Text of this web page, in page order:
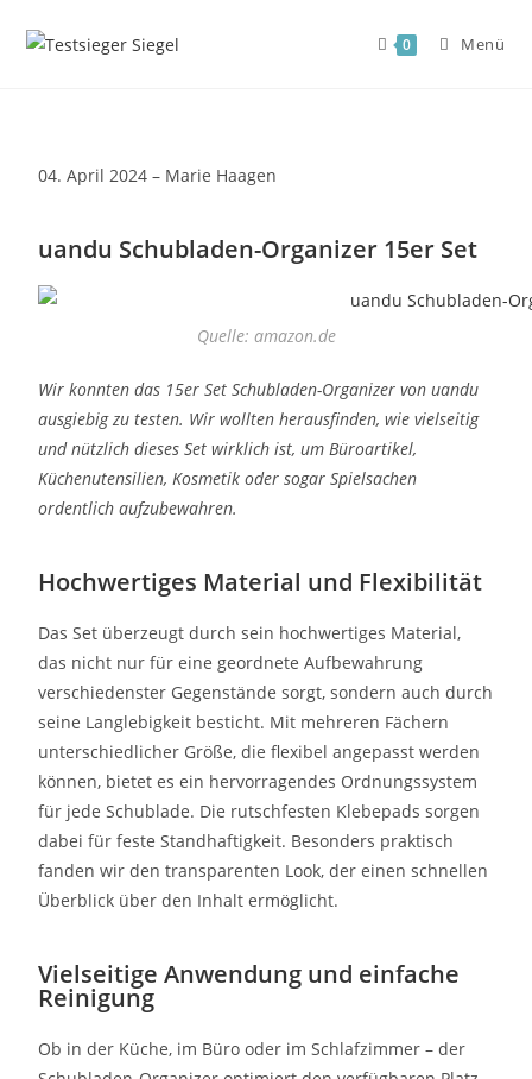
0 Menü
04. April 2024 – Marie Haagen
uandu Schubladen-Organizer 15er Set
Quelle: amazon.de
Wir konnten das 15er Set Schubladen-Organizer von uandu
ausgiebig zu testen. Wir wollten herausfinden, wie vielseitig
und nützlich dieses Set wirklich ist, um Büroartikel,
Küchenutensilien, Kosmetik oder sogar Spielsachen
ordentlich aufzubewahren.
Hochwertiges Material und Flexibilität
Das Set überzeugt durch sein hochwertiges Material,
das nicht nur für eine geordnete Aufbewahrung
verschiedenster Gegenstände sorgt, sondern auch durch
seine Langlebigkeit besticht. Mit mehreren Fächern
unterschiedlicher Größe, die flexibel angepasst werden
können, bietet es ein hervorragendes Ordnungssystem
für jede Schublade. Die rutschfesten Klebepads sorgen
dabei für feste Standhaftigkeit. Besonders praktisch
fanden wir den transparenten Look, der einen schnellen
Überblick über den Inhalt ermöglicht.
Vielseitige Anwendung und einfache
Reinigung
Ob in der Küche, im Büro oder im Schlafzimmer – der